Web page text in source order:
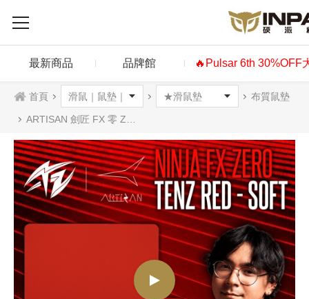
最新商品 品牌館 🔥Pulsar 6th 30%OFF
首頁 布質鼠墊
ARTISAN 劍匠 FX 零 ZERO 布質滑鼠墊 TenZ RED 聯名版 軟 XL/XXL